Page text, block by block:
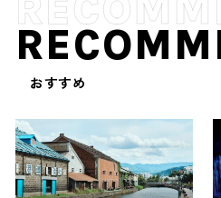
おすすめ